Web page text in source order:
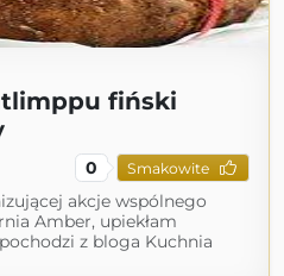
fiński
0 Smakowite
akcje wspólnego
Amber, upiekłam
z bloga Kuchnia